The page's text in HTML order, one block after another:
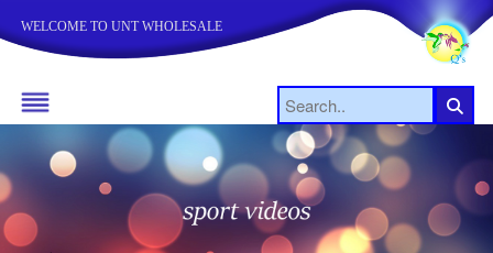
WELCOME TO UNT WHOLESALE